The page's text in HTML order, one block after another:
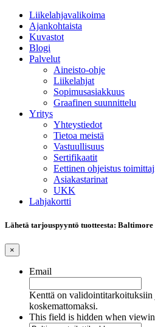
Liikelahjavalikoima
Ajankohtaista
Kuvastot
Blogi
Palvelut
Aineisto-ohje
Liikelahjat
Sopimusasiakkuus
Graafinen suunnittelu
Yritys
Yhteystiedot
Tietoa meistä
Vastuullisuus
Sertifikaatit
Eettinen ohjeistus
Asiakastarinat
UKK
Lahjakortti
Lähetä tarjouspyyntö tuotteesta:
×
Email
Kenttä on validointitarkoituksiin
koskemattomaksi.
This field is hidden when